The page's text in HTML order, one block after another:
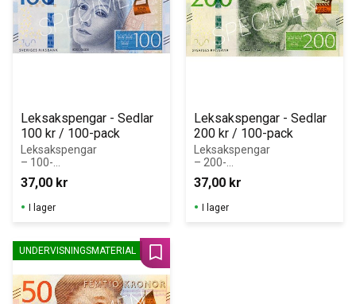
Leksakspengar - Sedlar
100 kr / 100-pack
Leksakspengar
– 100-
kronorssedlar i
block (100 st)
37,00 kr
I lager
Leksakspengar - Sedlar
200 kr / 100-pack
Leksakspengar
– 200-
kronorssedlar i
block (100 st)
37,00 kr
I lager
UNDERVISNINGSMATERIAL
Lägg till i favoriter